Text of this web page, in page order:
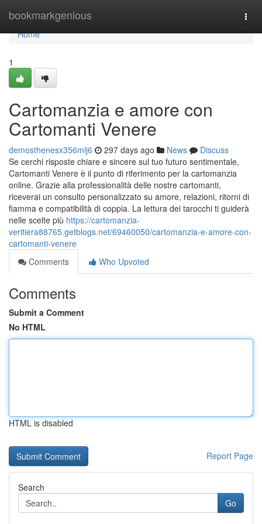
bookmarkgenious
Home
Home
1
Cartomanzia e amore con
Cartomanti Venere
demosthenesx356mlj6 297 days ago News
Discuss
Se cerchi risposte chiare e sincere sul tuo futuro sentimentale,
Cartomanti Venere è il punto di riferimento per la cartomanzia
online. Grazie alla professionalità delle nostre cartomanti,
riceverai un consulto personalizzato su amore, relazioni, ritorni di
fiamma e compatibilità di coppia. La lettura dei tarocchi ti guiderà
nelle scelte più https://cartomanzia-
veritiera88765.getblogs.net/69460050/cartomanzia-e-amore-con-
cartomanti-venere
Comments
Who Upvoted
Comments
Submit a Comment
No HTML
HTML is disabled
Report Page
Search
Go